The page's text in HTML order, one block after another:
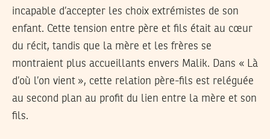
incapable d’accepter les choix extrémistes de son
enfant. Cette tension entre père et fils était au cœur
du récit, tandis que la mère et les frères se
montraient plus accueillants envers Malik. Dans « Là
d’où l’on vient », cette relation père-fils est reléguée
au second plan au profit du lien entre la mère et son
fils.